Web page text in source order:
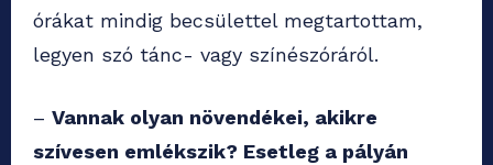
órákat mindig becsülettel megtartottam,
legyen szó tánc- vagy színészóráról.
– Vannak olyan növendékei, akikre
szívesen emlékszik? Esetleg a pályán